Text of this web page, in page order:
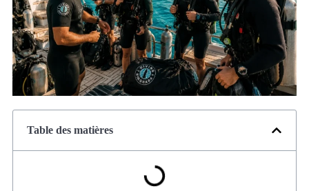
Table des matières